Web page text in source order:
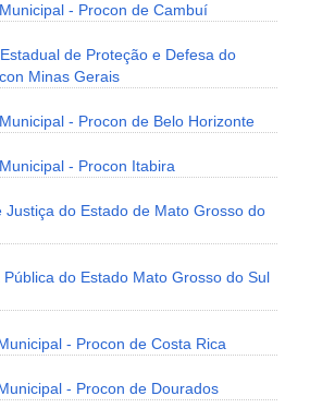
- Procon de Cambuí
de Proteção e Defesa do
Minas Gerais
- Procon de Belo Horizonte
- Procon Itabira
Justiça do Estado de Mato Grosso do
do Estado Mato Grosso do Sul
- Procon de Costa Rica
- Procon de Dourados